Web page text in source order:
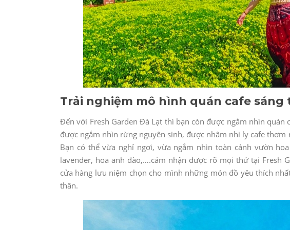
Trải nghiệm mô hình quán cafe sáng
Đến với Fresh Garden Đà Lạt thì bạn còn được ngắm nhìn quán
được ngắm nhìn rừng nguyên sinh, được nhâm nhi ly cafe
Bạn có thể vừa nghỉ ngơi, vừa ngắm nhìn toàn cảnh vườn
lavender, hoa anh đào,….cảm nhận được rõ mọi thứ tại Fresh
cửa hàng lưu niệm chọn cho mình những món đồ yêu thích
thân.